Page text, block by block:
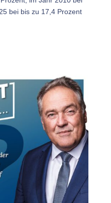
bei bis zu 17,4 Prozent